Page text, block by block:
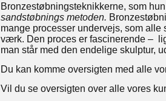
Bronzestøbningsteknikkerne, som
sandstøbnings metoden.
mange processer undervejs, som
værk. Den proces er fascinerende –
man står med den endelige skulptur,
Du kan komme oversigten med alle
Vil du se oversigten over alle vores